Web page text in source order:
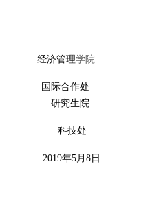
经济管理学院
国际合作处
研究生院
科技处
2019年5月 8 日